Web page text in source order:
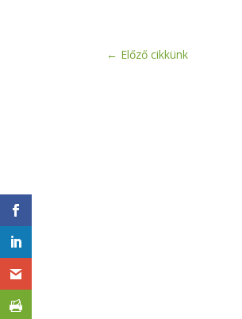
← Előző cikkünk